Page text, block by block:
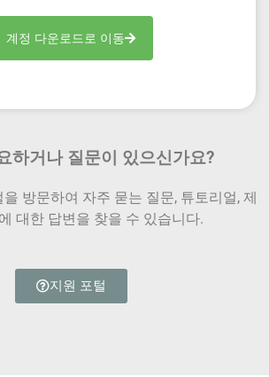
계정 다운로드로 이동
하거나 질문이 있으신가요?
방문하여 자주 묻는 질문, 튜토리얼, 제
대한 답변을 찾을 수 있습니다.
지원 포털